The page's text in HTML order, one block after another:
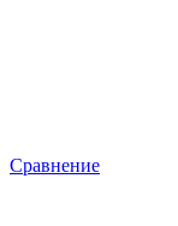
Сравнение